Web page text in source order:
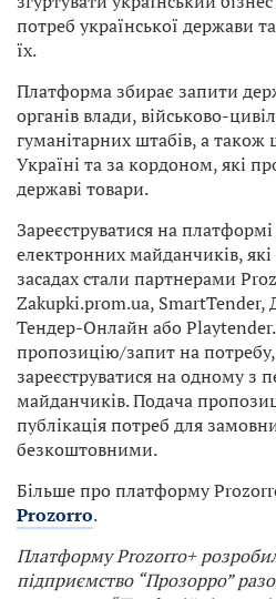
потреб української держави
їх.
Платформа збирає запити
органів влади, військово-
гуманітарних штабів, а також
Україні та за кордоном, які
державі товари.
Зареєструватися на
електронних майданчиків,
засадах стали партнерами
Zakupki.prom.ua, SmartTender,
Тендер-Онлайн або
пропозицію/запит на
зареєструватися на одному з
майданчиків. Подача
публікація потреб для
безкоштовними.
Більше про платформу
Prozorro.
Платформу Prozorro+
підприємство “Прозорро”